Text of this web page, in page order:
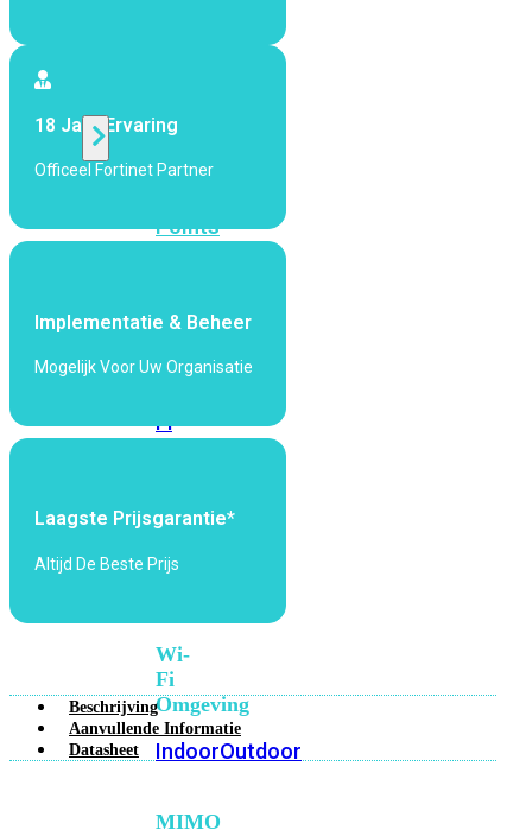
Alle
Points
Fi
Fi
Fi
6E
Fi
Wi-
Fi
Omgeving
IndoorOutdoor
MIMO
18 Jaar Ervaring
Officeel Fortinet Partner
Implementatie & Beheer
Mogelijk Voor Uw Organisatie
Laagste Prijsgarantie*
Altijd De Beste Prijs
Beschrijving
Aanvullende Informatie
Datasheet